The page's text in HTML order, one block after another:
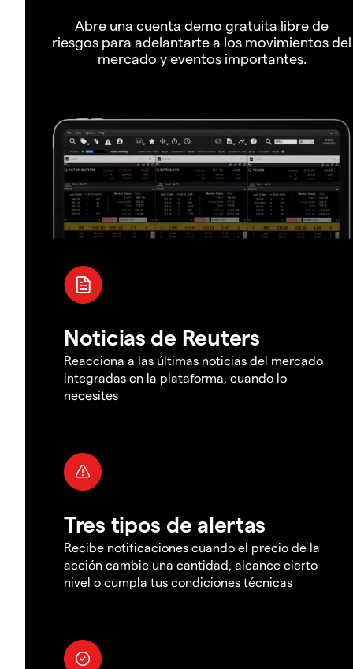
Abre una cuenta demo gratuita libre de
riesgos para adelantarte a los movimientos del
mercado y eventos importantes.
Noticias de Reuters
Reacciona a las últimas noticias del mercado
integradas en la plataforma, cuando lo
necesites
Tres tipos de alertas
Recibe notificaciones cuando el precio de la
acción cambie una cantidad, alcance cierto
nivel o cumpla tus condiciones técnicas